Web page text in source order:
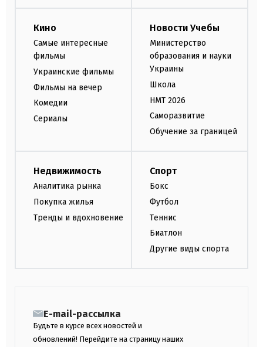
Кино
Самые интересные
фильмы
Украинские фильмы
Фильмы на вечер
Комедии
Сериалы
Новости Учебы
Министерство
образования и науки
Украины
Школа
НМТ 2026
Саморазвитие
Обучение за границей
Недвижимость
Аналитика рынка
Покупка жилья
Тренды и вдохновение
Спорт
Бокс
Футбол
Теннис
Биатлон
Другие виды спорта
E-mail-рассылка
Будьте в курсе всех новостей и
обновлений! Перейдите на страницу наших